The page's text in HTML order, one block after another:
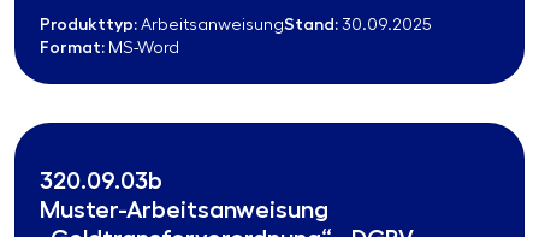
Produkttyp: ArbeitsanweisungStand: 30.09.2025
Format: MS-Word
320.09.03b
Muster-Arbeitsanweisung